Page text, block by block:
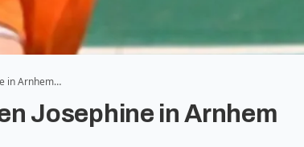
in Arnhem…
Josephine in Arnhem